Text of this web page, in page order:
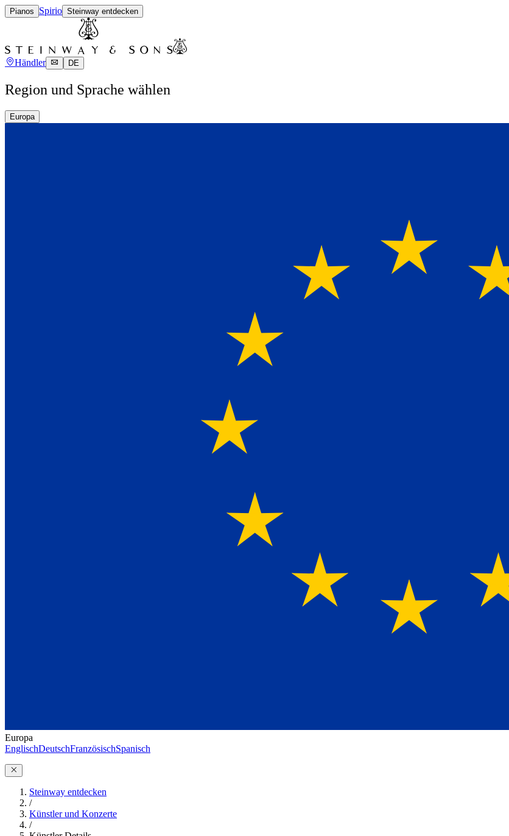
Pianos Spirio Steinway entdecken
Händler DE
Region und Sprache wählen
Europa
Europa
EnglischDeutschFranzösischSpanisch
Steinway entdecken
/
Künstler und Konzerte
/